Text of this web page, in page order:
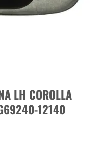
LH COROLLA
12140